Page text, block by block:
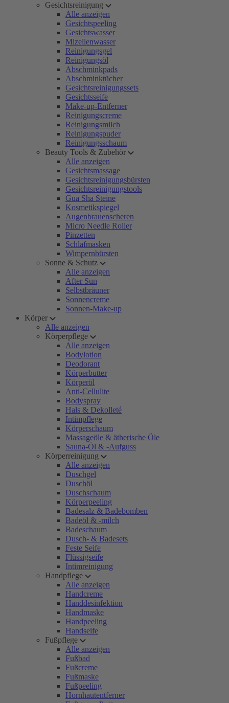
Gesichtsreinigung
Alle anzeigen
Gesichtspeeling
Gesichtswasser
Mizellenwasser
Reinigungsgel
Reinigungsöl
Abschminkpads
Abschminktücher
Gesichtsreinigungssets
Gesichtsseife
Make-up-Entferner
Reinigungscreme
Reinigungsmilch
Reinigungspuder
Reinigungsschaum
Beauty Tools & Zubehör
Alle anzeigen
Gesichtsmassage
Gesichtsreinigungsbürsten
Gesichtsreinigungstools
Gua Sha Steine
Kosmetikspiegel
Augenbrauenscheren
Micro Needle Roller
Pinzetten
Schlafmasken
Wimpernbürsten
Sonne & Schutz
Alle anzeigen
After Sun
Selbstbräuner
Sonnencreme
Sonnen-Make-up
Körper
Alle anzeigen
Körperpflege
Alle anzeigen
Bodylotion
Deodorant
Körperbutter
Körperöl
Anti-Cellulite
Bodyspray
Hals & Dekolleté
Intimpflege
Körperschaum
Massageöle & ätherische Öle
Sauna-Öl & -Aufguss
Körperreinigung
Alle anzeigen
Duschgel
Duschöl
Duschschaum
Körperpeeling
Badesalz & Badebomben
Badeöl & -milch
Badeschaum
Dusch- & Badesets
Feste Seife
Flüssigseife
Intimreinigung
Handpflege
Alle anzeigen
Handcreme
Handdesinfektion
Handmaske
Handpeeling
Handseife
Fußpflege
Alle anzeigen
Fußbad
Fußcreme
Fußmaske
Fußpeeling
Hornhautentferner